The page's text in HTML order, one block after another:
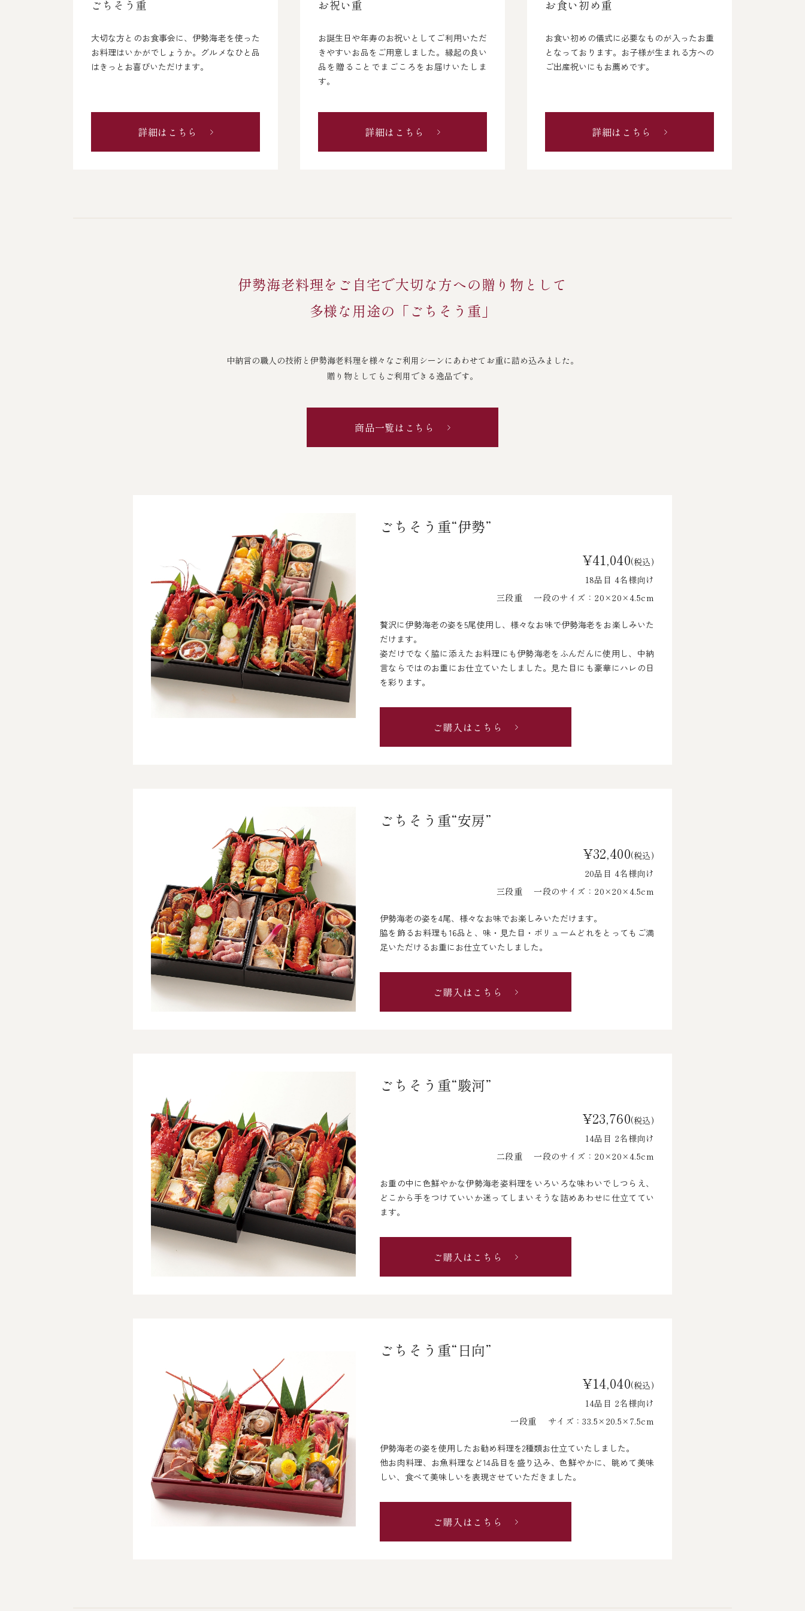
ごちそう重
大切な方とのお食事会に、伊勢海老を使った
お料理はいかがでしょうか。グルメなひと品
はきっとお喜びいただけます。
詳細はこちら
お祝い重
お誕生日や年寿のお祝いとしてご利用いただ
きやすいお品をご用意しました。縁起の良い
品を贈ることでまごころをお届けいたしま
す。
詳細はこちら
お食い初め重
お食い初めの儀式に必要なものが入ったお重
となっております。お子様が生まれる方への
ご出産祝いにもお薦めです。
詳細はこちら
伊勢海老料理をご自宅で大切な方への贈り物として
多様な用途の「ごちそう重」
中納言の職人の技術と伊勢海老料理を様々なご利用シーンにあわせてお重に詰め込みました。
贈り物としてもご利用できる逸品です。
商品一覧はこちら
ごちそう重“伊勢”
¥41,040(税込)
18品目 4名様向け
三段重 一段のサイズ：20×20×4.5cm
贅沢に伊勢海老の姿を5尾使用し、様々なお味で伊勢海老をお楽しみいた
だけます。
姿だけでなく脇に添えたお料理にも伊勢海老をふんだんに使用し、中納
言ならではのお重にお仕立ていたしました。見た目にも豪華にハレの日
を彩ります。
ご購入はこちら
ごちそう重“安房”
¥32,400(税込)
20品目 4名様向け
三段重 一段のサイズ：20×20×4.5cm
伊勢海老の姿を4尾、様々なお味でお楽しみいただけます。
脇を飾るお料理も16品と、味・見た目・ボリュームどれをとってもご満
足いただけるお重にお仕立ていたしました。
ご購入はこちら
ごちそう重“駿河”
¥23,760(税込)
14品目 2名様向け
二段重 一段のサイズ：20×20×4.5cm
お重の中に色鮮やかな伊勢海老姿料理をいろいろな味わいでしつらえ、
どこから手をつけていいか迷ってしまいそうな詰めあわせに仕立ててい
ます。
ご購入はこちら
ごちそう重“日向”
¥14,040(税込)
14品目 2名様向け
一段重 サイズ：33.5×20.5×7.5cm
伊勢海老の姿を使用したお勧め料理を2種類お仕立ていたしました。
他お肉料理、お魚料理など14品目を盛り込み、色鮮やかに、眺めて美味
しい、食べて美味しいを表現させていただきました。
ご購入はこちら